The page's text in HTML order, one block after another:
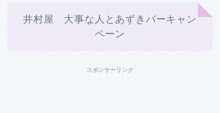
井村屋 大事な人とあずきバーキャン
ペーン
スポンサーリンク